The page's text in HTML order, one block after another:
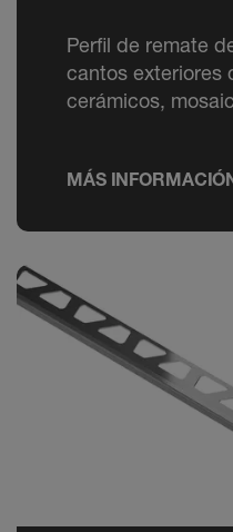
Perfil de remate
cantos exteriores
cerámicos,
MÁS